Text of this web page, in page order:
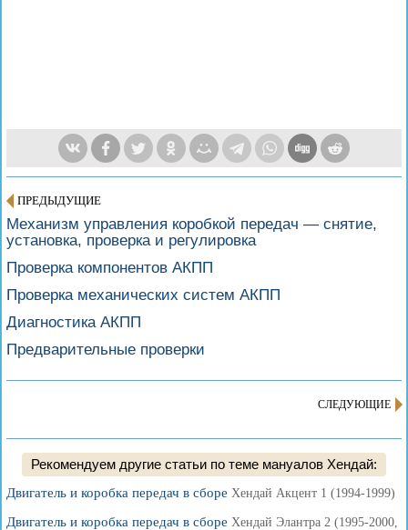
ПРЕДЫДУЩИЕ
Механизм управления коробкой передач — снятие,
установка, проверка и регулировка
Проверка компонентов АКПП
Проверка механических систем АКПП
Диагностика АКПП
Предварительные проверки
СЛЕДУЮЩИЕ
Рекомендуем другие статьи по теме мануалов Хендай:
Двигатель и коробка передач в сборе Хендай Акцент 1 (1994-1999)
Двигатель и коробка передач в сборе Хендай Элантра 2 (1995-2000,